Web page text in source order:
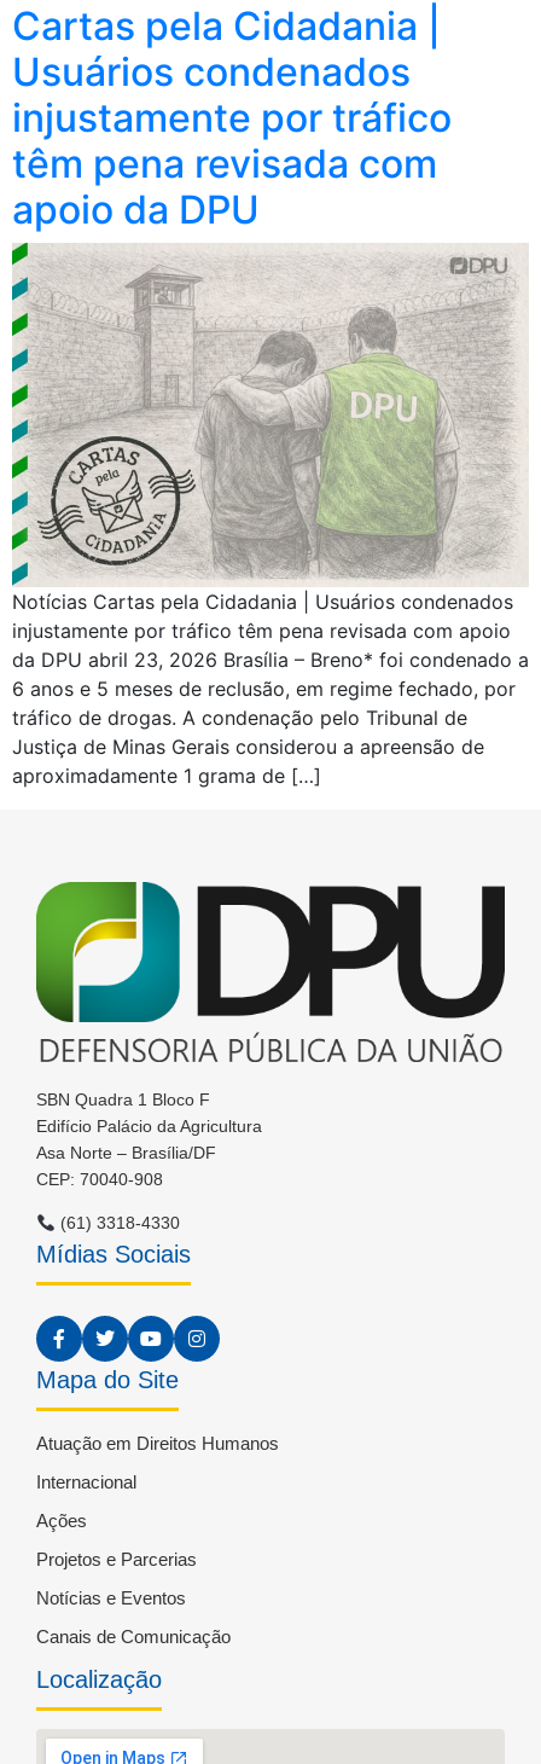
Cartas pela Cidadania |
Usuários condenados
injustamente por tráfico
têm pena revisada com
apoio da DPU
Notícias Cartas pela Cidadania | Usuários condenados
injustamente por tráfico têm pena revisada com apoio
da DPU abril 23, 2026 Brasília – Breno* foi condenado a
6 anos e 5 meses de reclusão, em regime fechado, por
tráfico de drogas. A condenação pelo Tribunal de
Justiça de Minas Gerais considerou a apreensão de
aproximadamente 1 grama de […]
SBN Quadra 1 Bloco F
Edifício Palácio da Agricultura
Asa Norte – Brasília/DF
CEP: 70040-908
(61) 3318-4330
Mídias Sociais
Mapa do Site
Atuação em Direitos Humanos
Internacional
Ações
Projetos e Parcerias
Notícias e Eventos
Canais de Comunicação
Localização